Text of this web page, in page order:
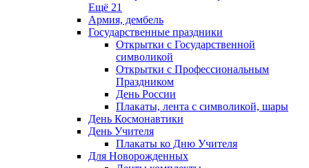
Ещё 21
Армия, дембель
Государственные праздники
Открытки с Государственной
символикой
Открытки с Профессиональным
Праздником
День России
Плакаты, лента с символикой, шары
День Космонавтики
День Учителя
Плакаты ко Дню Учителя
Для Новорожденных